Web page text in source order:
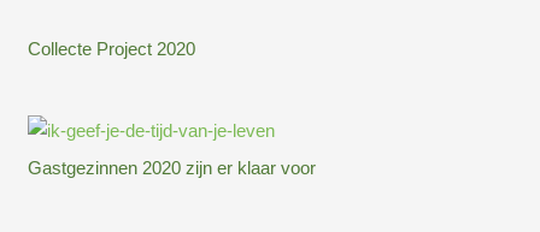
Collecte Project 2020
Gastgezinnen 2020 zijn er klaar voor